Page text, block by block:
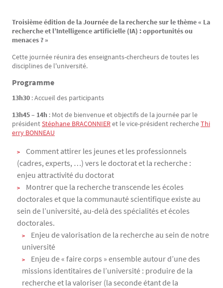
Texte
Troisième édition de la Journée de la recherche sur le thème « La
recherche et l’Intelligence artificielle (IA) : opportunités ou
menaces ? »
Cette journée réunira des enseignants-chercheurs de toutes les
disciplines de l'université.
Programme
13h30 : Accueil des participants
13h45 – 14h : Mot de bienvenue et objectifs de la journée par le
présidentStéphane BRACONNIERet le vice-président rechercheThi
erry BONNEAU
Comment attirer les jeunes et les professionnels
(cadres, experts, …) vers le doctorat et la recherche :
enjeu attractivité du doctorat
Montrer que la recherche transcende les écoles
doctorales et que la communauté scientifique existe au
sein de l’université, au-delà des spécialités et écoles
doctorales.
Enjeu de valorisation de la recherche au sein de notre
université
Enjeu de « faire corps » ensemble autour d’une des
missions identitaires de l’université : produire de la
recherche et la valoriser (la seconde étant de la